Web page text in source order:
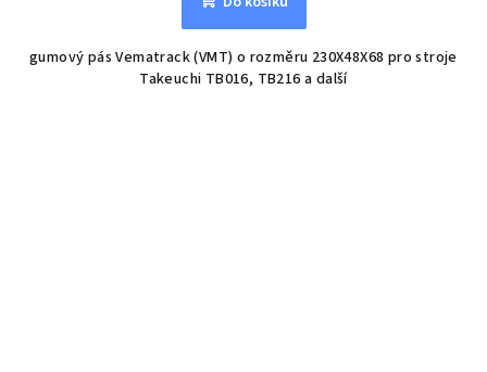
gumový pás Vematrack (VMT) o rozměru 230X48X68 pro stroje
Takeuchi TB016, TB216 a další